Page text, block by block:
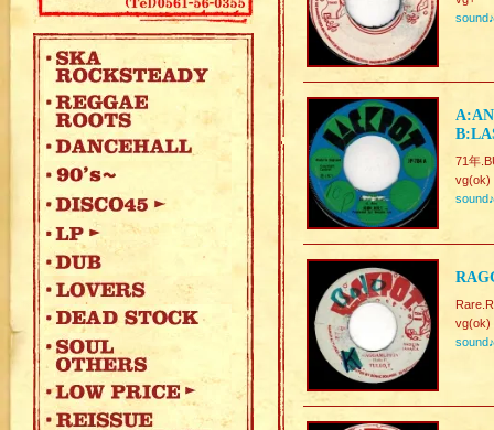
sound♪
71年
vg(ok)
sound♪
vg(ok)
sound♪